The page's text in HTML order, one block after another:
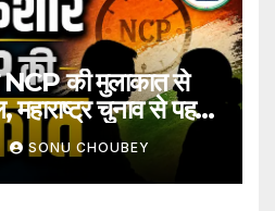
NCP की मुलाकात से
महाराष्ट्र चुनाव से पहले
SONU CHOUBEY